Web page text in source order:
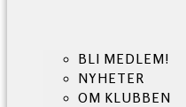
BLI MEDLEM!
NYHETER
OM KLUBBEN